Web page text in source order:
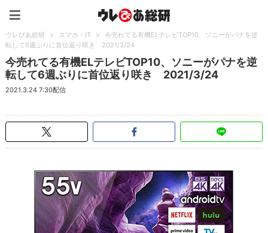
ウレぴあ総研 > スマホ・IT >
今売れてる有機ELテレビTOP10、ソニーがパナを逆
転して6週ぶりに首位返り咲き 2021/3/24
今売れてる有機ELテレビTOP10、ソニーがパナを逆
転して6週ぶりに首位返り咲き 2021/3/24
2021.3.24 7:30配信